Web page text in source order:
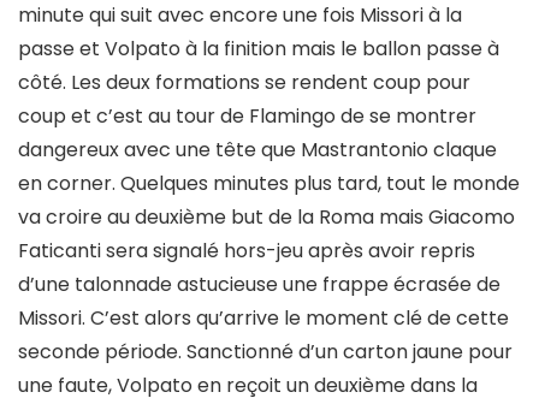
minute qui suit avec encore une fois Missori à la
passe et Volpato à la finition mais le ballon passe à
côté. Les deux formations se rendent coup pour
coup et c’est au tour de Flamingo de se montrer
dangereux avec une tête que Mastrantonio claque
en corner. Quelques minutes plus tard, tout le monde
va croire au deuxième but de la Roma mais Giacomo
Faticanti sera signalé hors-jeu après avoir repris
d’une talonnade astucieuse une frappe écrasée de
Missori. C’est alors qu’arrive le moment clé de cette
seconde période. Sanctionné d’un carton jaune pour
une faute, Volpato en reçoit un deuxième dans la